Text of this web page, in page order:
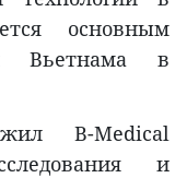
основным
Вьетнама в
B-Medical
и